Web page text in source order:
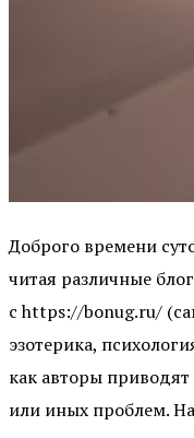
Доброго времени
читая различные
с https://bonug.ru/
эзотерика,
как авторы
или иных проблем.